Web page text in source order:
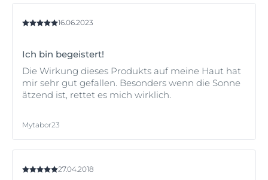
16.06.2023
Ich bin begeistert!
Die Wirkung dieses Produkts auf meine Haut hat
mir sehr gut gefallen. Besonders wenn die Sonne
ätzend ist, rettet es mich wirklich.
Mytabor23
27.04.2018